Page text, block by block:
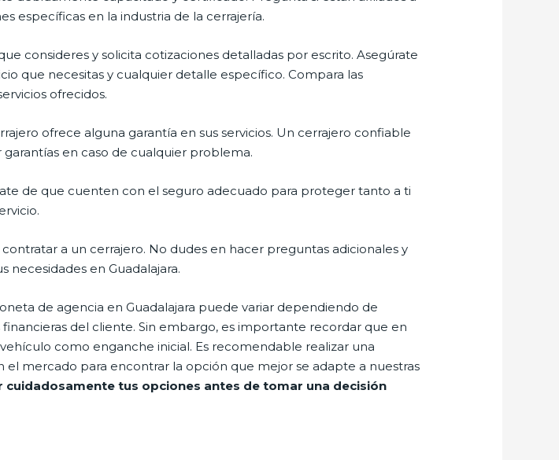
específicas en la industria de la cerrajería.
consideres y solicita cotizaciones detalladas por escrito. Asegúrate
que necesitas y cualquier detalle específico. Compara las
ofrecidos.
ofrece alguna garantía en sus servicios. Un cerrajero confiable
en caso de cualquier problema.
de que cuenten con el seguro adecuado para proteger tanto a ti
a un cerrajero. No dudes en hacer preguntas adicionales y
necesidades en Guadalajara.
de agencia en Guadalajara puede variar dependiendo de
del cliente. Sin embargo, es importante recordar que en
como enganche inicial. Es recomendable realizar una
el mercado para encontrar la opción que mejor se adapte a nuestras
cuidadosamente tus opciones antes de tomar una decisión